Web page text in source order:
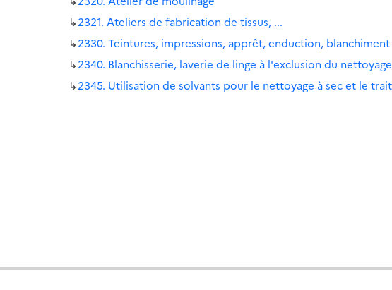
↳2321. Ateliers de fabrication de tissus, ...
↳2330. Teintures, impressions, apprêt, enduction,
↳2340. Blanchisserie, laverie de linge à l'exclusion du
↳2345. Utilisation de solvants pour le nettoyage à sec et le